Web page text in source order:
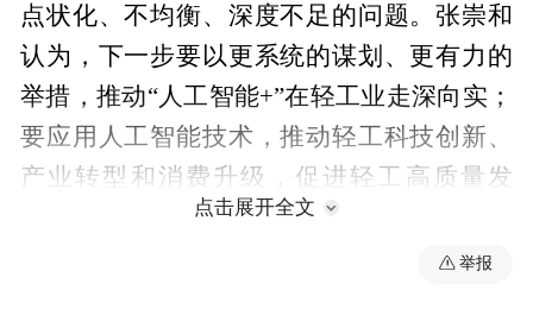
点状化、不均衡、深度不足的问题。张崇和
认为，下一步要以更系统的谋划、更有力的
举措，推动“人工智能+”在轻工业走深向实；
要应用人工智能技术，推动轻工科技创新、
产业转型和消费升级，促进轻工高质量发
展，更好满足人民美好生活需要。
点击展开全文
举报